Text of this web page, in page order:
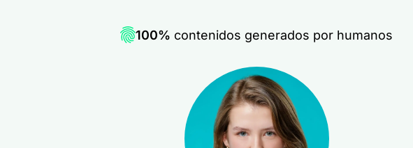
100% contenidos generados por humanos